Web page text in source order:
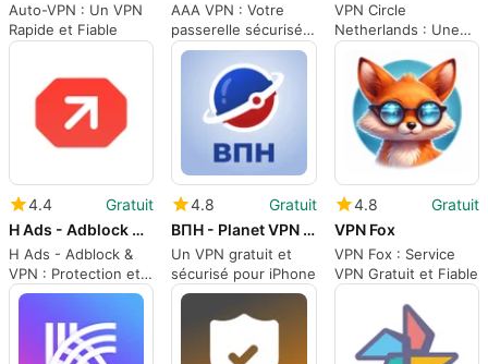
Auto-VPN : Un VPN
Rapide et Fiable
AAA VPN : Votre
passerelle sécurisée
vers Internet
VPN Circle
Netherlands : Une
connexion sécurisée
4.4
Gratuit
H Ads - Adblock VPN
H Ads - Adblock &
VPN : Protection et
facilité d'utilisation
4.8
Gratuit
ВПН - Planet VPN Proxy
Un VPN gratuit et
sécurisé pour iPhone
4.8
Gratuit
VPN Fox
VPN Fox : Service
VPN Gratuit et Fiable